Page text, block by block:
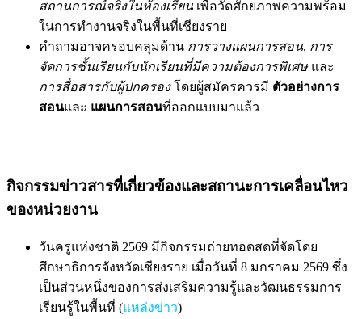
สถานการณ์จริงในห้องเรียน เพื่อวัดศักยภาพความพร้อม
ในการทำงานจริงในพื้นที่เชียงราย
คำถามอาจครอบคลุมด้าน การวางแผนการสอน, การ
จัดการชั้นเรียนกับนักเรียนที่มีความต้องการพิเศษและ
การสื่อสารกับผู้ปกครองโดยผู้สมัครควรมี ตัวอย่างการ
สอนและ แผนการสอนที่ออกแบบมาแล้ว
กิจกรรมข่าวสารที่เกี่ยวข้องและสถานะการเคลื่อนไหว
ของหน่วยงาน
วันครูแห่งชาติ 2569 มีกิจกรรมถ่ายทอดสดที่จัดโดย
ศึกษาธิการจังหวัดเชียงราย เมื่อวันที่ 8 มกราคม 2569 ซึ่ง
เป็นส่วนหนึ่งของการส่งเสริมความรู้และวัฒนธรรมการ
เรียนรู้ในพื้นที่ (แหล่งข่าว)